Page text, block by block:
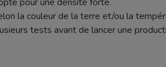
la couleur de la terre et/ou la
tests avant de lancer une